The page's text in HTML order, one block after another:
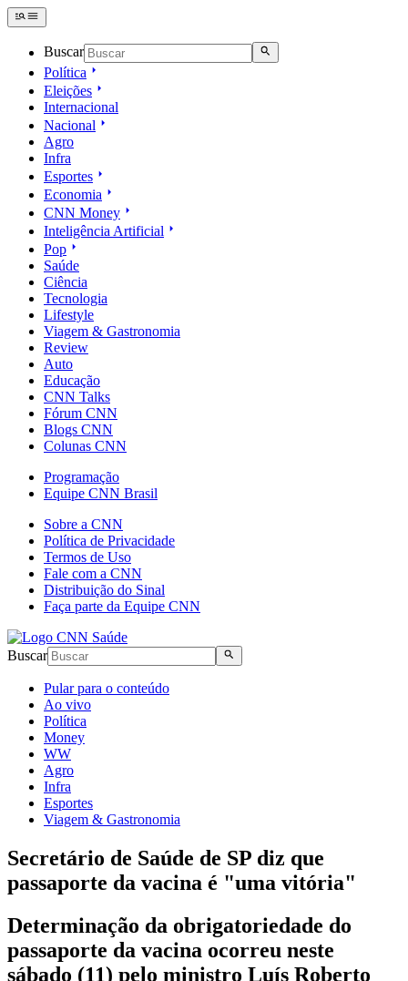
Buscar
Política
Eleições
Internacional
Nacional
Agro
Infra
Esportes
Economia
CNN Money
Inteligência Artificial
Pop
Saúde
Ciência
Tecnologia
Lifestyle
Viagem & Gastronomia
Review
Auto
Educação
CNN Talks
Fórum CNN
Blogs CNN
Colunas CNN
Programação
Equipe CNN Brasil
Sobre a CNN
Política de Privacidade
Termos de Uso
Fale com a CNN
Distribuição do Sinal
Faça parte da Equipe CNN
Buscar
Pular para o conteúdo
Ao vivo
Política
Money
WW
Agro
Infra
Esportes
Viagem & Gastronomia
Secretário de Saúde de SP diz que
passaporte da vacina é "uma vitória"
Determinação da obrigatoriedade do
passaporte da vacina ocorreu neste
sábado (11) pelo ministro Luís Roberto